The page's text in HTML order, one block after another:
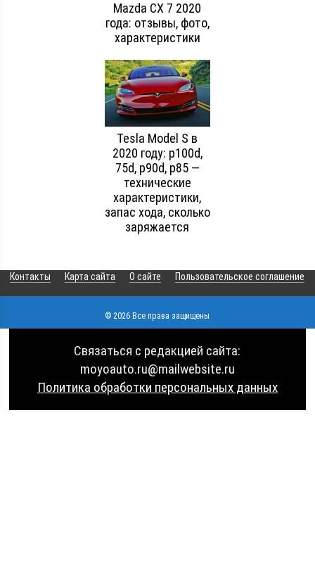
Mazda CX 7 2020
года: отзывы, фото,
характеристики
Tesla Model S в
2020 году: p100d,
75d, p90d, p85 —
технические
характеристики,
запас хода, сколько
заряжается
Контакты Карта сайта О сайте Пользовательское соглашение
© 2026 Все права защищены
Связаться с редакцией сайта:
moyoauto.ru@mailwebsite.ru
Политика обработки персональных данных